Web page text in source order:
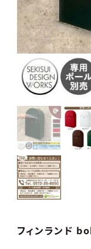
フィンランド